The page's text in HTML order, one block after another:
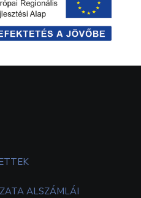
ALSZÁMLÁI